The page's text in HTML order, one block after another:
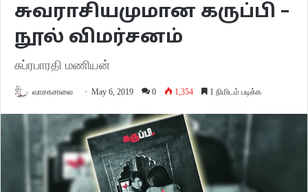
சுவராசியமுமான கருப்பி –
நூல் விமர்சனம்
சுப்ரபாரதி மணியன்
வாசகசாலை May 6, 2019 0 1,354 1 நிமிடம் படிக்க